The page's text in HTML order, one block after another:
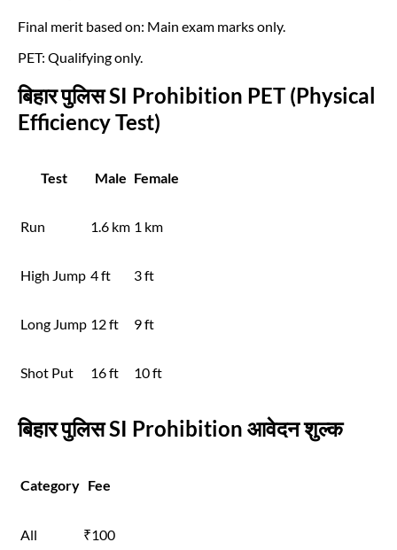
Final merit based on: Main exam marks only.
PET: Qualifying only.
बिहार पुलिस SI Prohibition PET (Physical
Efficiency Test)
Test Male Female
Run 1.6 km 1 km
High Jump 4 ft 3 ft
Long Jump 12 ft 9 ft
Shot Put 16 ft 10 ft
बिहार पुलिस SI Prohibition आवेदन शुल्क
Category Fee
All ₹100